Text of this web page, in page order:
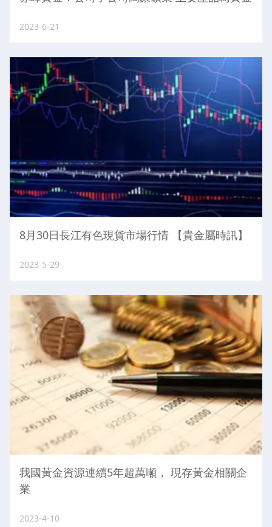
2023-6-21
8月30日長江有色現貨市場行情 【貴金屬時訊】
2023-5-29
我國黃金資源連續5年超萬噸， 現存黃金相關企
業
2023-4-10